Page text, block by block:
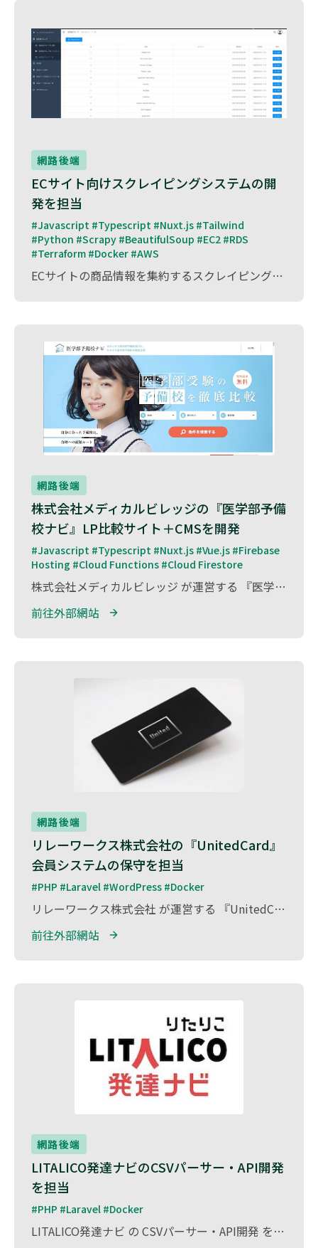
網路後端
ECサイト向けスクレイピングシステムの開
発を担当
#Javascript #Typescript #Nuxt.js #Tailwind
#Python #Scrapy #BeautifulSoup #EC2 #RDS
#Terraform #Docker #AWS
ECサイトの商品情報を集約するスクレイピングシステム の開発を担当しました。 本システムでは、複数のECサイトから商品データを自動収集・統合し、管理画面で一元管理できる機能を実装。 価格比較や在庫状況の分析、マーケットリサーチなど、EC運営に役立つ情報をリアルタイムで取得できる仕組みを構築しました。 開発には Python と FastAPI を採用し、高速でスケーラブルなスクレイピング処理を実現。 また、管理画面の設計により、収集したデータを直感的に閲覧・操作できるUI/UXを提供 しました。 ECサイト運営におけるデータ活用を促進し、業務効率化とマーケティング最適化に貢献しました。
網路後端
株式会社メディカルビレッジの『医学部予備
校ナビ』LP比較サイト＋CMSを開発
#Javascript #Typescript #Nuxt.js #Vue.js #Firebase
Hosting #Cloud Functions #Cloud Firestore
株式会社メディカルビレッジ が運営する 『医学部予備校ナビ』 の LP比較サイト＋CMSの開発 を担当しました。 本サイトは、全国の医学部予備校を比較し、受験生が最適な予備校を選べる情報プラットフォーム です。 各予備校の カリキュラム、合格実績、費用などを分かりやすく整理し、受験生が自分に合った予備校を効率的に探せる設計 を採用しました。 開発には Firebase と Nuxt.js を活用し、軽量で高速なパフォーマンスを実現。 また、CMSを導入することで、運営者が予備校情報を簡単に管理・更新できる仕組み を構築しました。 医学部受験を目指す受験生に、信頼性の高い情報を提供し、より良い進路選択をサポートしました。
前往外部網站
網路後端
リレーワークス株式会社の『UnitedCard』
会員システムの保守を担当
#PHP #Laravel #WordPress #Docker
リレーワークス株式会社 が運営する 『UnitedCard』の会員システム保守業務 を担当しました。 『UnitedCard』は、多様な特典やサービスを提供する会員向けプラットフォーム であり、ユーザーが便利に利用できるようシステムの安定運用が求められます。 本プロジェクトでは、WordPressとLaravel（PHP）を活用した会員管理システムの保守・運用を実施。 システムの安定性向上・セキュリティ対策・パフォーマンス最適化を行い、円滑なサービス提供の継続に貢献しました。
前往外部網站
網路後端
LITALICO発達ナビのCSVパーサー・API開発
を担当
#PHP #Laravel #Docker
LITALICO発達ナビ の CSVパーサー・API開発 を担当しました。 LITALICO発達ナビは、発達が気になる子どもとその家族を支援する情報プラットフォーム であり、専門家のアドバイスや施設情報、相談コンテンツを提供しています。 本プロジェクトでは、データ管理の効率化を目的に、CSVデータを解析・処理するパーサー機能と、外部システムとの連携を強化するAPIの開発を実施。 開発においては、大量データを迅速かつ正確に処理できる仕組みを構築し、データ管理の最適化と業務効率向上に貢献 しました。 また、セキュリティやデータ整合性を重視し、安定したシステム運用をサポート しました。